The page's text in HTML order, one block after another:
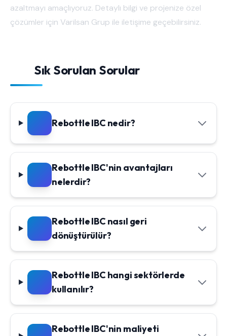
azaltmayı amaçlıyoruz. Detaylı bilgi ve projenize özel
çözümler için Varilsan Grup ile iletişime geçebilirsiniz.
Sık Sorulan Sorular
Rebottle IBC nedir?
Rebottle IBC'nin avantajları
nelerdir?
Rebottle IBC nasıl geri
dönüştürülür?
Rebottle IBC hangi sektörlerde
kullanılır?
Rebottle IBC'nin maliyeti